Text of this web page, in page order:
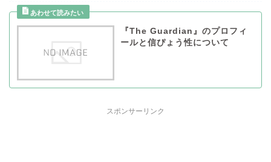
『The Guardian』のプロフィ
ールと信ぴょう性について
スポンサーリンク